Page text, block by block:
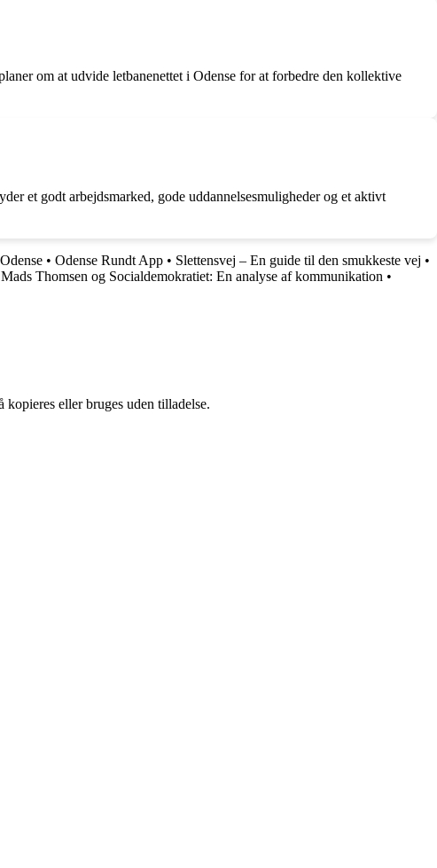
om at udvide letbanenettet i Odense for at forbedre den kollektive
et godt arbejdsmarked, gode uddannelsesmuligheder og et aktivt
• Odense Rundt App • Slettensvej – En guide til den smukkeste vej •
Mads Thomsen og Socialdemokratiet: En analyse af kommunikation •
eller bruges uden tilladelse.